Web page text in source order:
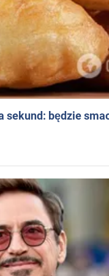
sekund: będzie